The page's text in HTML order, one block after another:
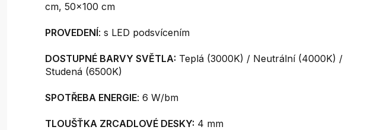
cm, 50x100 cm
PROVEDENÍ: s LED podsvícením
DOSTUPNÉ BARVY SVĚTLA: Teplá (3000K) / Neutrální (4000K) /
Studená (6500K)
SPOTŘEBA ENERGIE: 6 W/bm
TLOUŠŤKA ZRCADLOVÉ DESKY: 4 mm